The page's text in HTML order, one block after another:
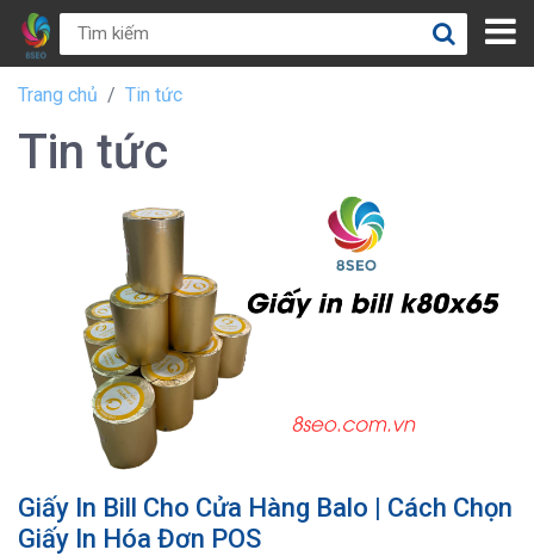
Trang chủ Tin tức
Tin tức
Giấy In Bill Cho Cửa Hàng Balo | Cách Chọn
Giấy In Hóa Đơn POS